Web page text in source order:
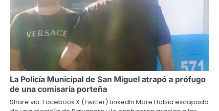
La Policía Municipal de San Miguel atrapó a prófugo
de una comisaría porteña
Share via: Facebook X (Twitter) LinkedIn More Había escapado